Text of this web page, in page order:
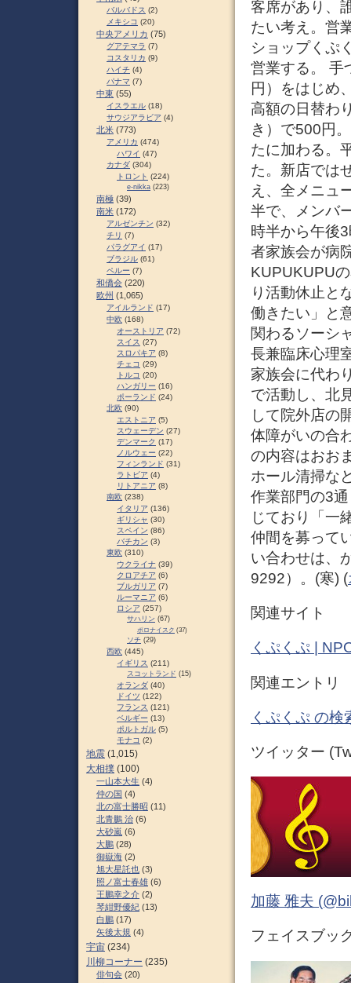
客席があり、
たい考え。営
ショップくぷ
営業する。 手
円）をはじめ
高額の日替わ
き）で500円
たに加わる。
た。新店では
え、全メニュ
半で、メンバ
時半から午後
者家族会が病
KUPUKUPU
り活動休止と
働きたい」と
関わるソーシ
長兼臨床心理
家族会に代わ
で活動し、北
して院外店の
体障がいの合
の内容はおお
ホール清掃な
作業部門の3
じており「一
仲間を募って
い合わせは、
9292）。(寒) (
関連サイト
くぷくぷ |
関連エントリ
くぷくぷ の
ツイッター
加藤 雅夫
フェイスブッ
バルバドス (2)
メキシコ (20)
中央アメリカ (75)
グアテマラ (7)
コスタリカ (9)
ハイチ (4)
パナマ (7)
中東 (55)
イスラエル (18)
サウジアラビア (4)
北米 (773)
アメリカ (474)
ハワイ (47)
カナダ (304)
トロント (224)
e-nikka (223)
南極 (39)
南米 (172)
アルゼンチン (32)
チリ (7)
パラグアイ (17)
ブラジル (61)
ペルー (7)
和僑会 (220)
欧州 (1,065)
アイルランド (17)
中欧 (168)
オーストリア (72)
スイス (27)
スロパキア (8)
チェコ (29)
トルコ (20)
ハンガリー (16)
ポーランド (24)
北欧 (90)
エストニア (5)
スウェーデン (27)
デンマーク (17)
ノルウェー (22)
フィンランド (31)
ラトビア (4)
リトアニア (8)
南欧 (238)
イタリア (136)
ギリシャ (30)
スペイン (86)
バチカン (3)
東欧 (310)
ウクライナ (39)
クロアチア (6)
ブルガリア (7)
ルーマニア (6)
ロシア (257)
サハリン (67)
ポロナイスク (37)
ソチ (29)
西欧 (445)
イギリス (211)
スコットランド (15)
オランダ (40)
ドイツ (122)
フランス (121)
ベルギー (13)
ポルトガル (5)
モナコ (2)
地震 (1,015)
大相撲 (100)
一山本大生 (4)
仲の国 (4)
北の富士勝昭 (11)
北青鵬 治 (6)
大砂嵐 (6)
大鵬 (28)
御嶽海 (2)
旭大星託也 (3)
照ノ富士春雄 (6)
王鵬幸之介 (2)
琴紺野優紀 (13)
白鵬 (17)
矢後太規 (4)
宇宙 (234)
川柳コーナー (235)
俳句会 (20)